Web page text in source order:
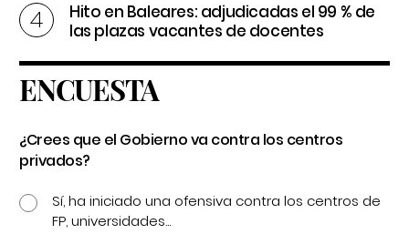
Hito en Baleares: adjudicadas el 99 % de
las plazas vacantes de docentes
ENCUESTA
¿Crees que el Gobierno va contra los centros
privados?
Sí, ha iniciado una ofensiva contra los centros de
FP, universidades...